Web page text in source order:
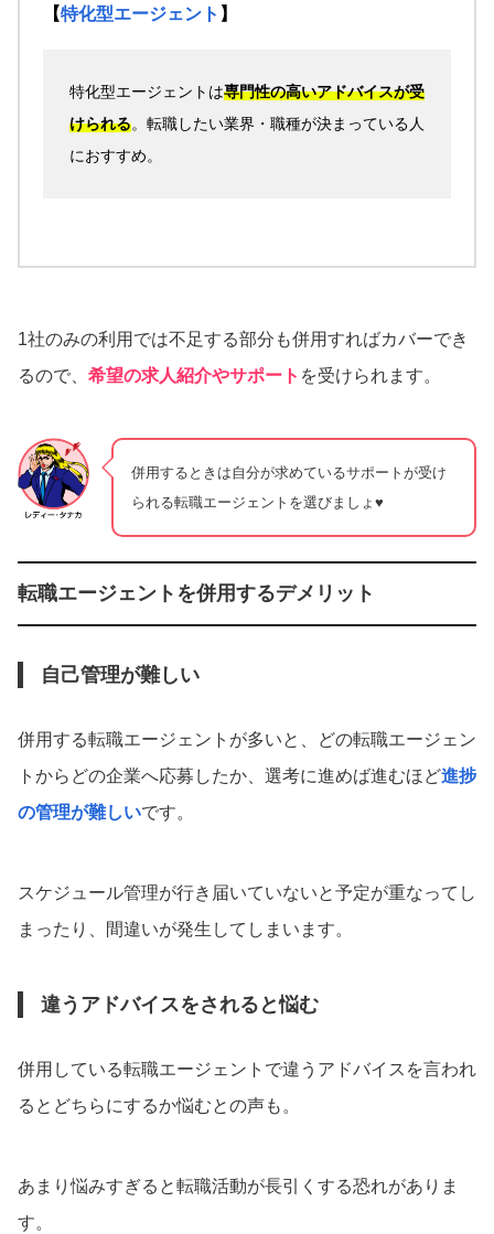
【特化型エージェント 】
特化型エージェントは専門性の高いアドバイスが受
けられる。転職したい業界・職種が決まっている人
におすすめ。
1社のみの利用では不足する部分も併用すればカバーでき
るので、 希望の求人紹介やサポート を受けられます。
併用するときは自分が求めているサポートが受け
られる転職エージェントを選びましょ♥
転職エージェントを併用するデメリット
自己管理が難しい
併用する転職エージェントが多いと、どの転職エージェン
トからどの企業へ応募したか、選考に進めば進むほど進捗
の管理が難しいです。
スケジュール管理が行き届いていないと予定が重なってし
まったり、間違いが発生してしまいます。
違うアドバイスをされると悩む
併用している転職エージェントで違うアドバイスを言われ
るとどちらにするか悩むとの声も。
あまり悩みすぎると転職活動が長引くする恐れがありま
す。